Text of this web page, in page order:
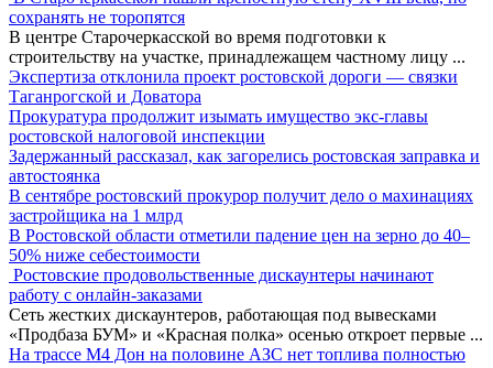
сохранять не торопятся
В центре Старочеркасской во время подготовки к
строительству на участке, принадлежащем частному лицу ...
Экспертиза отклонила проект ростовской дороги — связки
Таганрогской и Доватора
Прокуратура продолжит изымать имущество экс-главы
ростовской налоговой инспекции
Задержанный рассказал, как загорелись ростовская заправка и
автостоянка
В сентябре ростовский прокурор получит дело о махинациях
застройщика на 1 млрд
В Ростовской области отметили падение цен на зерно до 40–
50% ниже себестоимости
Ростовские продовольственные дискаунтеры начинают
работу с онлайн-заказами
Сеть жестких дискаунтеров, работающая под вывесками
«Продбаза БУМ» и «Красная полка» осенью откроет первые ...
На трассе М4 Дон на половине АЗС нет топлива полностью